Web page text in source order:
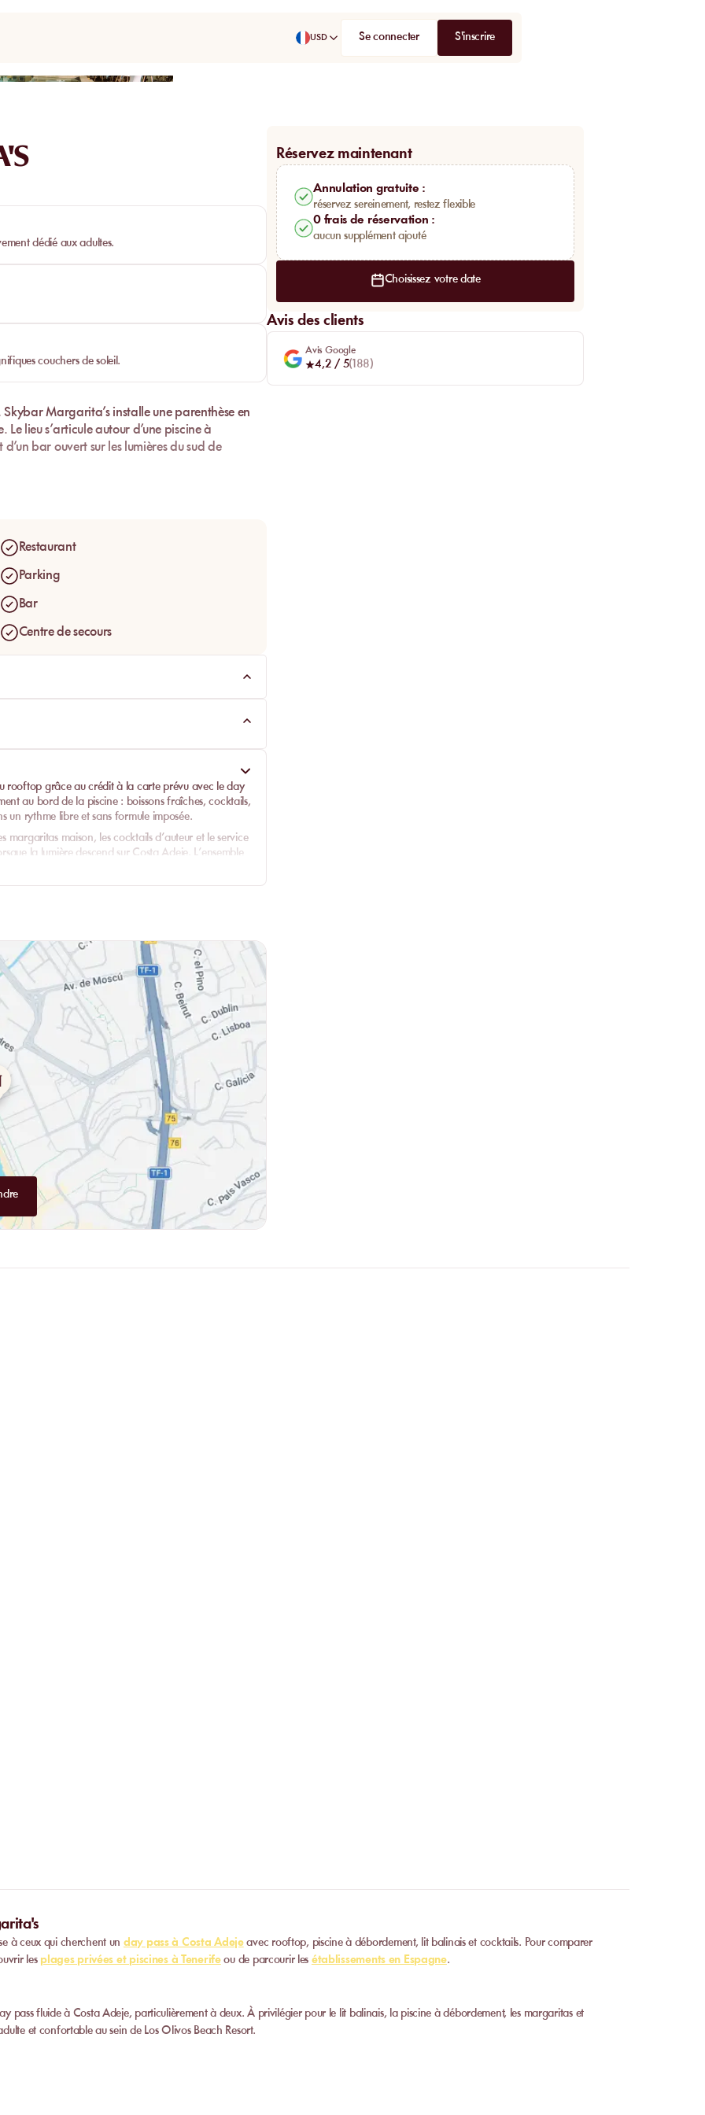
USD Se connecter
S'inscrire
dédié aux adultes.
couchers de soleil.
Skybar Margarita’sinstalle une parenthèse en
lieu s’articule autour d’une piscine à
bar ouvert sur les lumières du sud de
la carte d’un rooftop solaire et détendu,
baignade, repos au bord de la piscine,
Restaurant
Parking
Bar
Centre de secours
rooftop grâce au crédit à la carte prévu avec le day
au bord de la piscine : boissons fraîches, cocktails,
un rythme libre et sans formule imposée.
margaritas maison, les cocktails d’auteur et le service
la lumière descend sur Costa Adeje. L’ensemble
à débordement, une carte à savourer
midi.
comme la formule barbecue du vendredi ou le
ibériques, fromages canariens accompagnés
l’esprit convivial du Skybar sans brouiller sa
panoramique, cocktails et atmosphère de
Réservez maintenant
Annulation gratuite :
réservez sereinement, restez flexible
0 frais de réservation :
aucun supplément ajouté
Choisissez votre date
Avis des clients
Avis Google
4,2 / 5( 188)
à ceux qui cherchent un day pass à Costa Adejeavec rooftop, piscine à débordement, lit balinais et cocktails. Pour comparer
les plages privées et piscines à Tenerifeou de parcourir les établissements en Espagne.
pass fluide à Costa Adeje, particulièrement à deux. À privilégier pour le lit balinais, la piscine à débordement, les margaritas et
et confortable au sein de Los Olivos Beach Resort.